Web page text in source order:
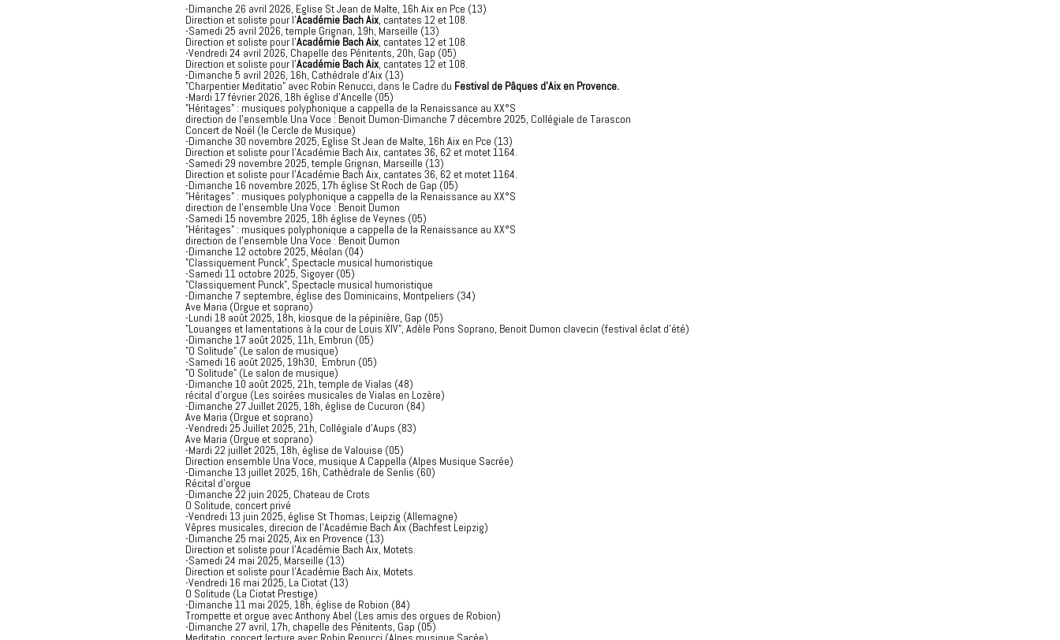
-Dimanche 26 avril 2026, Eglise St Jean de Malte, 16h Aix en Pce (13)
Direction et soliste pour l'Académie Bach Aix, cantates 12 et 108.
-Samedi 25 avril 2026, temple Grignan, 19h, Marseille (13)
Direction et soliste pour l'Académie Bach Aix, cantates 12 et 108.
-Vendredi 24 avril 2026, Chapelle des Pénitents, 20h, Gap (05)
Direction et soliste pour l'Académie Bach Aix, cantates 12 et 108.
-Dimanche 5 avril 2026, 16h, Cathédrale d'Aix (13)
"Charpentier Meditatio" avec Robin Renucci, dans le Cadre du Festival de Pâques d'Aix en Provence.
-Mardi 17 février 2026, 18h église d'Ancelle (05)
"Héritages" : musiques polyphonique a cappella de la Renaissance au XX°S
direction de l'ensemble Una Voce : Benoit Dumon-Dimanche 7 décembre 2025, Collégiale de Tarascon
Concert de Noël (le Cercle de Musique)
-Dimanche 30 novembre 2025, Eglise St Jean de Malte, 16h Aix en Pce (13)
Direction et soliste pour l'Académie Bach Aix, cantates 36, 62 et motet 1164.
-Samedi 29 novembre 2025, temple Grignan, Marseille (13)
Direction et soliste pour l'Académie Bach Aix, cantates 36, 62 et motet 1164.
-Dimanche 16 novembre 2025, 17h église St Roch de Gap (05)
"Héritages" : musiques polyphonique a cappella de la Renaissance au XX°S
direction de l'ensemble Una Voce : Benoit Dumon
-Samedi 15 novembre 2025, 18h église de Veynes (05)
"Héritages" : musiques polyphonique a cappella de la Renaissance au XX°S
direction de l'ensemble Una Voce : Benoit Dumon
-Dimanche 12 octobre 2025, Méolan (04)
"Classiquement Punck", Spectacle musical humoristique
-Samedi 11 octobre 2025, Sigoyer (05)
"Classiquement Punck", Spectacle musical humoristique
-Dimanche 7 septembre, église des Dominicains, Montpeliers (34)
Ave Maria (Orgue et soprano)
-Lundi 18 août 2025, 18h, kiosque de la pépinière, Gap (05)
"Louanges et lamentations à la cour de Louis XIV", Adèle Pons Soprano, Benoit Dumon clavecin (festival éclat d'été)
-Dimanche 17 août 2025, 11h, Embrun (05)
"O Solitude" (Le salon de musique)
-Samedi 16 août 2025, 19h30, Embrun (05)
"O Solitude" (Le salon de musique)
-Dimanche 10 août 2025, 21h, temple de Vialas (48)
récital d'orgue (Les soirées musicales de Vialas en Lozère)
-Dimanche 27 Juillet 2025, 18h, église de Cucuron (84)
Ave Maria (Orgue et soprano)
-Vendredi 25 Juillet 2025, 21h, Collégiale d'Aups (83)
Ave Maria (Orgue et soprano)
-Mardi 22 juillet 2025, 18h, église de Valouise (05)
Direction ensemble Una Voce, musique A Cappella (Alpes Musique Sacrée)
-Dimanche 13 juillet 2025, 16h, Cathédrale de Senlis (60)
Récital d'orgue
-Dimanche 22 juin 2025, Chateau de Crots
O Solitude, concert privé
-Vendredi 13 juin 2025, église St Thomas, Leipzig (Allemagne)
Vêpres musicales, direcion de l'Académie Bach Aix (Bachfest Leipzig)
-Dimanche 25 mai 2025, Aix en Provence (13)
Direction et soliste pour l'Académie Bach Aix, Motets.
-Samedi 24 mai 2025, Marseille (13)
Direction et soliste pour l'Académie Bach Aix, Motets.
-Vendredi 16 mai 2025, La Ciotat (13)
O Solitude (La Ciotat Prestige)
-Dimanche 11 mai 2025, 18h, église de Robion (84)
Trompette et orgue avec Anthony Abel (Les amis des orgues de Robion)
-Dimanche 27 avril, 17h, chapelle des Pénitents, Gap (05)